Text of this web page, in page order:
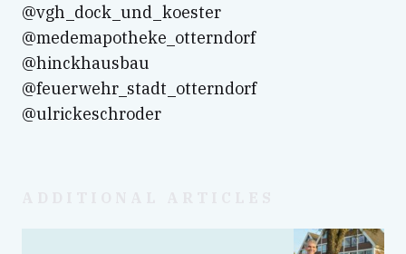
@vgh_dock_und_koester
@medemapotheke_otterndorf
@hinckhausbau
@feuerwehr_stadt_otterndorf
@ulrickeschroder